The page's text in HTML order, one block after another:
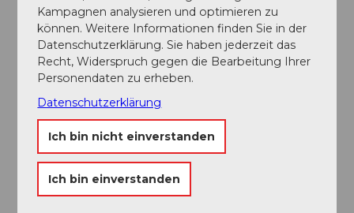
Freizeit
Exkursion
Culinarium Alpinum
Kontaktdaten
Kampagnen analysieren und optimieren zu
können. Weitere Informationen finden Sie in der
Datenschutzerklärung. Sie haben jederzeit das
Recht, Widerspruch gegen die Bearbeitung Ihrer
Personendaten zu erheben.
Datenschutzerklärung
Ich bin nicht einverstanden
Ich bin einverstanden